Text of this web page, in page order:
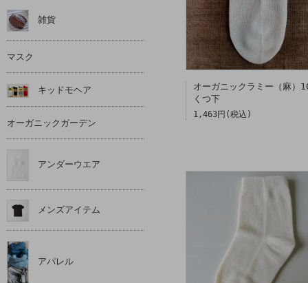
オーガニックラミー（麻）
くつ下
1,463円(税込)
雑貨
マスク
キッドモヘア
オーガニックガーデン
アンダーウエア
メンズアイテム
アパレル